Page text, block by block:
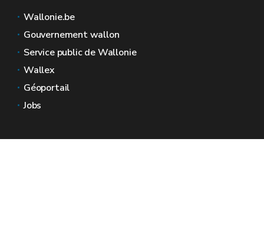
Wallonie.be
Gouvernement wallon
Service public de Wallonie
Wallex
Géoportail
Jobs